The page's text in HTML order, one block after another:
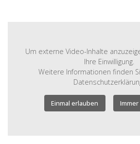
Um externe Video-Inhalte
Ihre Einwilligung.
Weitere Informationen finden
Einmal erlauben